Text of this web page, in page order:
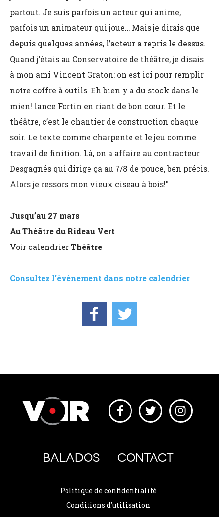
partout. Je suis parfois un acteur qui anime,
parfois un animateur qui joue… Mais je dirais que
depuis quelques années, l’acteur a repris le dessus.
Quand j’étais au Conservatoire de théâtre, je disais
à mon ami Vincent Graton: on est ici pour remplir
notre coffre à outils. Eh bien y a du stock dans le
mien! lance Fortin en riant de bon cœur. Et le
théâtre, c’est le chantier de construction chaque
soir. Le texte comme charpente et le jeu comme
travail de finition. Là, on a affaire au contracteur
Desgagnés qui dirige ça au 7/8 de pouce, ben précis.
Alors je ressors mon vieux ciseau à bois!"
Jusqu’au 27 mars
Au Théâtre du Rideau Vert
Voir calendrierThéâtre
Consultez l’événement dans notre calendrier
BALADOS CONTACT
Politique de confidentialité
Conditions d'utilisation